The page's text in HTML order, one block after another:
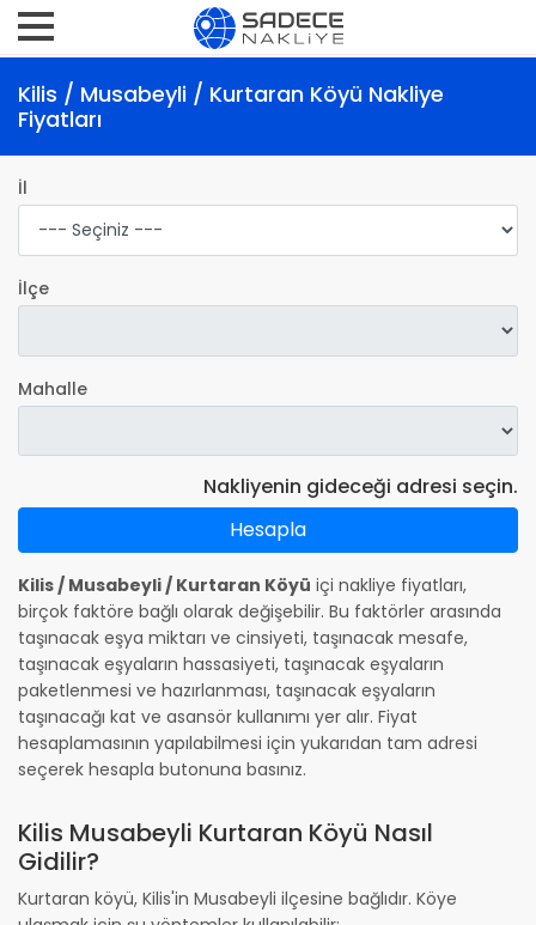
Kilis / Musabeyli / Kurtaran Köyü Nakliye
Fiyatları
İl
İlçe
Mahalle
Nakliyenin gideceği adresi seçin.
Hesapla
Kilis / Musabeyli / Kurtaran Köyü içi nakliye fiyatları,
birçok faktöre bağlı olarak değişebilir. Bu faktörler arasında
taşınacak eşya miktarı ve cinsiyeti, taşınacak mesafe,
taşınacak eşyaların hassasiyeti, taşınacak eşyaların
paketlenmesi ve hazırlanması, taşınacak eşyaların
taşınacağı kat ve asansör kullanımı yer alır. Fiyat
hesaplamasının yapılabilmesi için yukarıdan tam adresi
seçerek hesapla butonuna basınız.
Kilis Musabeyli Kurtaran Köyü Nasıl
Gidilir?
Kurtaran köyü, Kilis'in Musabeyli ilçesine bağlıdır. Köye